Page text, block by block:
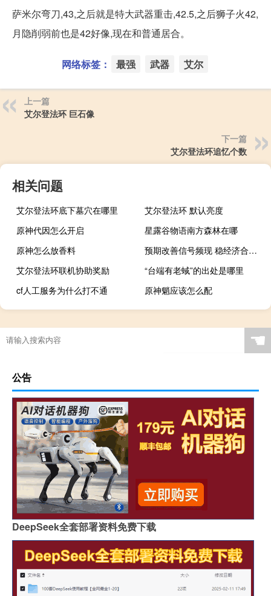
萨米尔弯刀,43,之后就是特大武器重击,42.5,之后狮子火42,
月隐削弱前也是42好像,现在和普通居合。
网络标签： 最强 武器 艾尔
上一篇
艾尔登法环 巨石像
下一篇
艾尔登法环追忆个数
相关问题
艾尔登法环底下墓穴在哪里
艾尔登法环 默认亮度
原神代因怎么开启
星露谷物语南方森林在哪
原神怎么放香料
预期改善信号频现 稳经济合力加快凝聚
艾尔登法环联机协助奖励
“台端有老蜮”的出处是哪里
cf人工服务为什么打不通
原神魈应该怎么配
☚
公告
DeepSeek全套部署资料免费下载